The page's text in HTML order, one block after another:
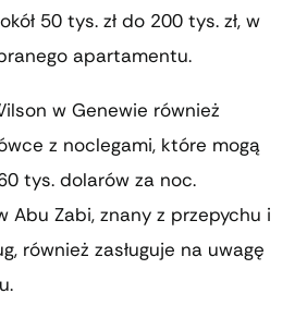
50 tys. zł do 200 tys. zł, w
apartamentu.
w Genewie również
z noclegami, które mogą
tys. dolarów za noc.
Abu Zabi, znany z przepychu i
również zasługuje na uwagę